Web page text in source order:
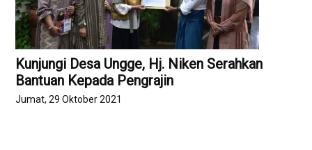
Kunjungi Desa Ungge, Hj. Niken Serahkan
Bantuan Kepada Pengrajin
Jumat, 29 Oktober 2021